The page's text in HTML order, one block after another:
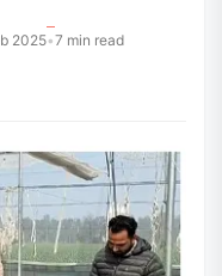
2025•7 min read